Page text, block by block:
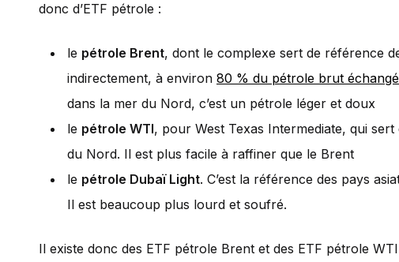
donc d’ETF pétrole :
le pétrole Brent, dont le complexe sert de référence
indirectement, à environ 80 % du pétrole brut
dans la mer du Nord, c’est un pétrole léger et doux
le pétrole WTI, pour West Texas Intermediate, qui
du Nord. Il est plus facile à raffiner que le Brent
le pétrole Dubaï Light. C’est la référence des pays
Il est beaucoup plus lourd et soufré.
Il existe donc des ETF pétrole Brent et des ETF pétrole